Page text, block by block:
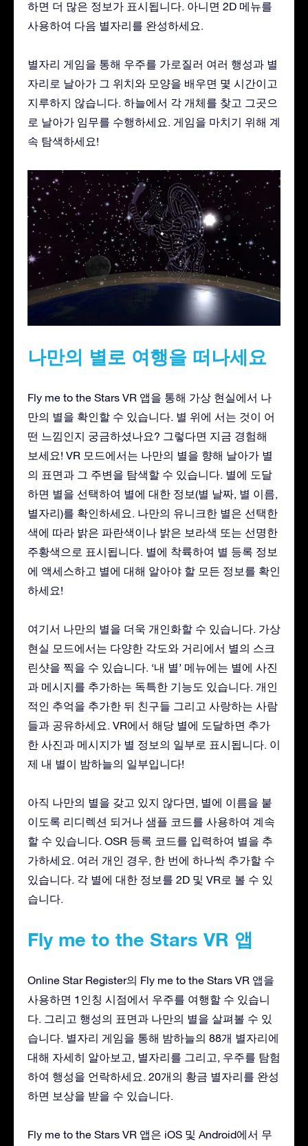
하면 더 많은 정보가 표시됩니다. 아니면 2D 메뉴를
사용하여 다음 별자리를 완성하세요.
별자리 게임을 통해 우주를 가로질러 여러 행성과 별
자리로 날아가 그 위치와 모양을 배우면 몇 시간이고
지루하지 않습니다. 하늘에서 각 개체를 찾고 그곳으
로 날아가 임무를 수행하세요. 게임을 마치기 위해 계
속 탐색하세요!
나만의 별로 여행을 떠나세요
Fly me to the Stars VR 앱을 통해 가상 현실에서 나
만의 별을 확인할 수 있습니다. 별 위에 서는 것이 어
떤 느낌인지 궁금하셨나요? 그렇다면 지금 경험해
보세요! VR 모드에서는 나만의 별을 향해 날아가 별
의 표면과 그 주변을 탐색할 수 있습니다. 별에 도달
하면 별을 선택하여 별에 대한 정보(별 날짜, 별 이름,
별자리)를 확인하세요. 나만의 유니크한 별은 선택한
색에 따라 밝은 파란색이나 밝은 보라색 또는 선명한
주황색으로 표시됩니다. 별에 착륙하여 별 등록 정보
에 액세스하고 별에 대해 알아야 할 모든 정보를 확인
하세요!
여기서 나만의 별을 더욱 개인화할 수 있습니다. 가상
현실 모드에서는 다양한 각도와 거리에서 별의 스크
린샷을 찍을 수 있습니다. ‘내 별’ 메뉴에는 별에 사진
과 메시지를 추가하는 독특한 기능도 있습니다. 개인
적인 추억을 추가한 뒤 친구들 그리고 사랑하는 사람
들과 공유하세요. VR에서 해당 별에 도달하면 추가
한 사진과 메시지가 별 정보의 일부로 표시됩니다. 이
제 내 별이 밤하늘의 일부입니다!
아직 나만의 별을 갖고 있지 않다면, 별에 이름을 붙
이도록 리디렉션 되거나 샘플 코드를 사용하여 계속
할 수 있습니다. OSR 등록 코드를 입력하여 별을 추
가하세요. 여러 개인 경우, 한 번에 하나씩 추가할 수
있습니다. 각 별에 대한 정보를 2D 및 VR로 볼 수 있
습니다.
Fly me to the Stars VR 앱
Online Star Register의 Fly me to the Stars VR 앱을
사용하면 1인칭 시점에서 우주를 여행할 수 있습니
다. 그리고 행성의 표면과 나만의 별을 살펴볼 수 있
습니다. 별자리 게임을 통해 밤하늘의 88개 별자리에
대해 자세히 알아보고, 별자리를 그리고, 우주를 탐험
하여 행성을 언락하세요. 20개의 황금 별자리를 완성
하면 보상을 받을 수 있습니다.
Fly me to the Stars VR 앱은 iOS 및 Android에서 무